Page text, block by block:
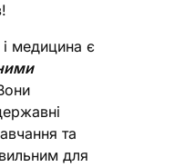
медицина є
та
для